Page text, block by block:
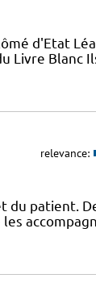
d'Etat
Livre Blanc
relevance:
du patient.